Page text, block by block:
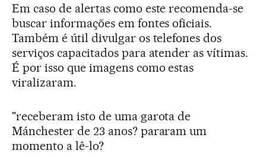
Em caso de alertas como este recomenda-se
buscar informações em fontes oficiais.
Também é útil divulgar os telefones dos
serviços capacitados para atender as vítimas.
É por isso que imagens como estas
viralizaram.
"receberam isto de uma garota de
Mánchester de 23 anos? pararam um
momento a lê-lo?